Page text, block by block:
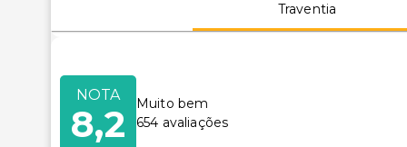
Traventia
NOTA
8,2
Muito bem
654 avaliações